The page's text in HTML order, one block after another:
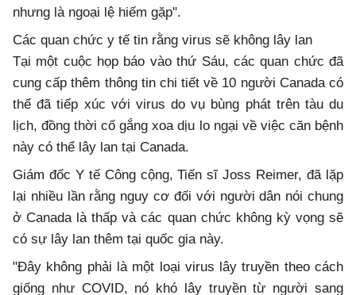
nhưng là ngoại lệ hiếm gặp".
Các quan chức y tế tin rằng virus sẽ không lây lan
Tại một cuộc họp báo vào thứ Sáu, các quan chức đã
cung cấp thêm thông tin chi tiết về 10 người Canada có
thể đã tiếp xúc với virus do vụ bùng phát trên tàu du
lịch, đồng thời cố gắng xoa dịu lo ngại về việc căn bệnh
này có thể lây lan tại Canada.
Giám đốc Y tế Công cộng, Tiến sĩ Joss Reimer, đã lặp
lại nhiều lần rằng nguy cơ đối với người dân nói chung
ở Canada là thấp và các quan chức không kỳ vọng sẽ
có sự lây lan thêm tại quốc gia này.
"Đây không phải là một loại virus lây truyền theo cách
giống như COVID, nó khó lây truyền từ người sang